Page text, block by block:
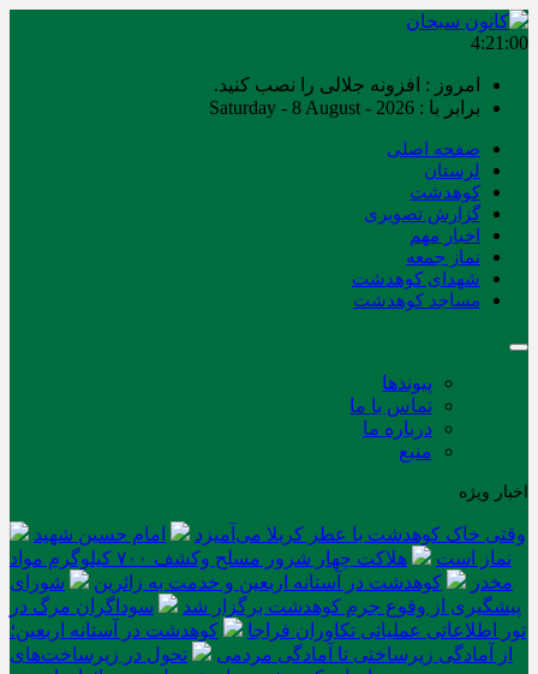
4:21:00
امروز : افزونه جلالی را نصب کنید.
برابر با : Saturday - 8 August - 2026
صفحه اصلی
لرستان
کوهدشت
گزارش تصویری
اخبار مهم
نماز جمعه
شهدای کوهدشت
مساجد کوهدشت
پیوندها
تماس با ما
درباره ما
منبع
اخبار ویژه
وقتی خاک کوهدشت با عطر کربلا می‌آمیزد
امام حسین شهید
نماز است
هلاکت چهار شرور مسلح وکشف ۷۰۰ کیلوگرم مواد
مخدر
کوهدشت در آستانه اربعین و خدمت‌ به زائرین
شورای
پیشگیری از وقوع جرم کوهدشت برگزار شد
سوداگران مرگ در
تور اطلاعاتی عملیاتی تکاوران فراجا
کوهدشت در آستانه اربعین؛
از آمادگی زیرساختی تا آمادگی مردمی
تحول در زیرساخت‌های